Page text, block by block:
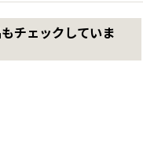
チェックしていま